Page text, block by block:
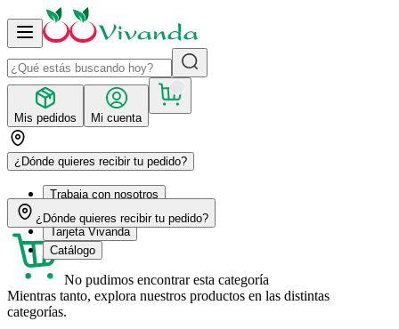
Mis pedidos Mi cuenta
¿Dónde quieres recibir tu pedido?
Trabaja con nosotros
Recetas
Tarjeta Vivanda
Catálogo
¿Dónde quieres recibir tu pedido?
No pudimos encontrar esta categoría
Mientras tanto, explora nuestros productos en las distintas
categorías.